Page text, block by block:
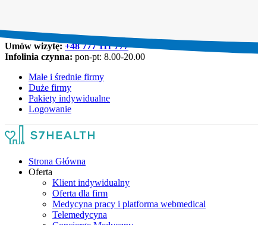
Umów wizytę:+48 777 111 777
Infolinia czynna: pon-pt: 8.00-20.00
Małe i średnie firmy
Duże firmy
Pakiety indywidualne
Logowanie
Strona Główna
Oferta
Klient indywidualny
Oferta dla firm
Medycyna pracy i platforma webmedical
Telemedycyna